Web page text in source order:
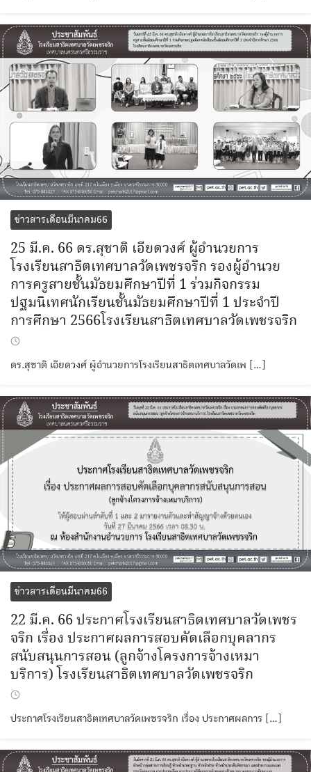
ข่าวสารเดือนมีนาคม66
25 มี.ค. 66 ดร.สุชาติ เอียดวงศ์ ผู้อำนวยการ
โรงเรียนสาธิตเทศบาลวัดเพชรจริก รองผู้อำนวย
การครูสายชั้นมัธยมศึกษาปีที่ 1 ร่วมกิจกรรม
ปฐมนิเทศนักเรียนชั้นมัธยมศึกษาปีที่ 1 ประจำปี
การศึกษา 2566โรงเรียนสาธิตเทศบาลวัดเพชรจริก
ดร.สุชาติ เอียดวงศ์ ผู้อำนวยการโรงเรียนสาธิตเทศบาลวัดเพ […]
ข่าวสารเดือนมีนาคม66
22 มี.ค. 66 ประกาศโรงเรียนสาธิตเทศบาลวัดเพชร
จริก เรื่อง ประกาศผลการสอบคัดเลือกบุคลากร
สนับสนุนการสอน (ลูกจ้างโครงการจ้างเหมา
บริการ) โรงเรียนสาธิตเทศบาลวัดเพชรจริก
ประกาศโรงเรียนสาธิตเทศบาลวัดเพชรจริก เรื่อง ประกาศผลการ […]